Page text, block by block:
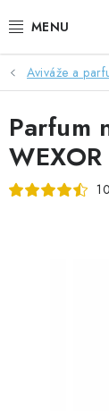
na
ZĽAVY AŽ DO
🌷DEO
ČISTENIE
Aviváže a
Parfum